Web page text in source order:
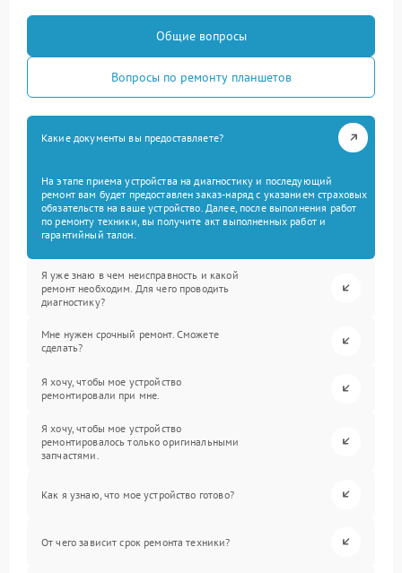
Общие вопросы
Вопросы по ремонту планшетов
Какие документы вы предоставляете?
На этапе приема устройства на диагностику и последующий
ремонт вам будет предоставлен заказ-наряд с указанием страховых
обязательств на ваше устройство. Далее, после выполнения работ
по ремонту техники, вы получите акт выполненных работ и
гарантийный талон.
Я уже знаю в чем неисправность и какой
ремонт необходим. Для чего проводить
диагностику?
Мне нужен срочный ремонт. Сможете
сделать?
Я хочу, чтобы мое устройство
ремонтировали при мне.
Я хочу, чтобы мое устройство
ремонтировалось только оригинальными
запчастями.
Как я узнаю, что мое устройство готово?
От чего зависит срок ремонта техники?